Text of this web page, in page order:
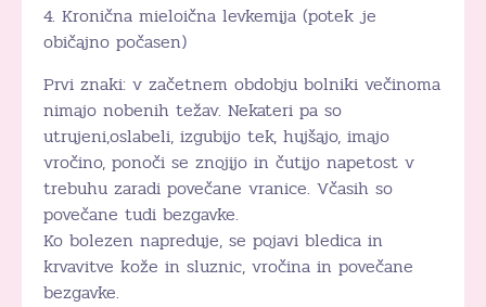
4. Kronična mieloična levkemija (potek je
običajno počasen)
Prvi znaki: v začetnem obdobju bolniki večinoma
nimajo nobenih težav. Nekateri pa so
utrujeni,oslabeli, izgubijo tek, hujšajo, imajo
vročino, ponoči se znojijo in čutijo napetost v
trebuhu zaradi povečane vranice. Včasih so
povečane tudi bezgavke.
Ko bolezen napreduje, se pojavi bledica in
krvavitve kože in sluznic, vročina in povečane
bezgavke.